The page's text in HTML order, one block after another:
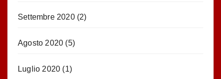
Settembre 2020(2)
Agosto 2020 (5)
Luglio 2020 (1)